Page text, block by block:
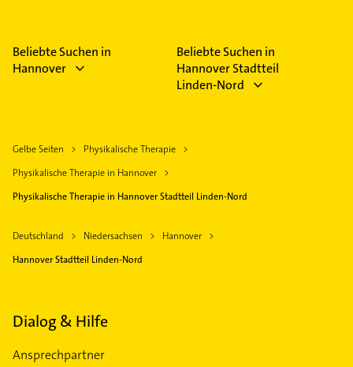
Beliebte Suchen in
Hannover
Beliebte Suchen in
Hannover Stadtteil
Linden-Nord
Gelbe Seiten
Physikalische Therapie
Physikalische Therapie in Hannover
Physikalische Therapie in Hannover Stadtteil Linden-Nord
Deutschland Niedersachsen
Hannover
Hannover Stadtteil Linden-Nord
Dialog & Hilfe
Ansprechpartner